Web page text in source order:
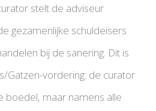
stelt de adviseur
gezamenlijke schuldeisers
bij de sanering. Dit is
Gatzen-vordering: de curator
boedel, maar namens alle